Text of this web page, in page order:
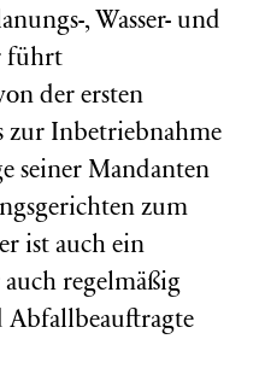
, Wasser- und
führt
der ersten
zur Inbetriebnahme
seiner Mandanten
zum
ist auch ein
regelmäßig
Abfallbeauftragte